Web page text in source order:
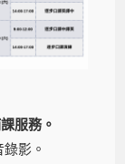
服務。
影。